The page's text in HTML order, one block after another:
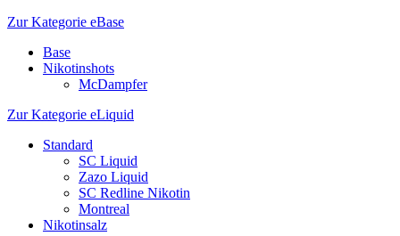
Zur Kategorie eBase
Base
Nikotinshots
McDampfer
Zur Kategorie eLiquid
Standard
SC Liquid
Zazo Liquid
SC Redline Nikotin
Montreal
Nikotinsalz